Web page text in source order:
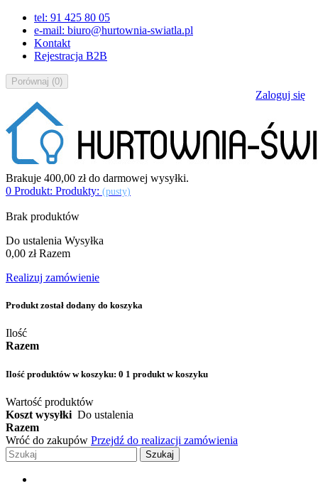
tel: 91 425 80 05
e-mail: biuro@hurtownia-swiatla.pl
Kontakt
Rejestracja B2B
Porównaj (0)
Zaloguj się
Brakuje 400,00 złdo darmowej wysyłki.
0 Produkt: Produkty: (pusty)
Brak produktów
Do ustalenia Wysyłka
0,00 zł Razem
Realizuj zamówienie
Produkt został dodany do koszyka
Ilość
Razem
Ilość produktów w koszyku: 0 1 produkt w koszyku
Wartość produktów
Koszt wysyłki Do ustalenia
Razem
Wróć do zakupów Przejdź do realizacji zamówienia
Szukaj